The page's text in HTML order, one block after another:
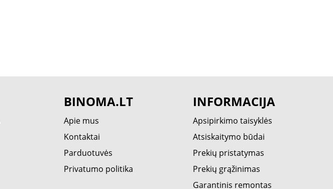
BINOMA.LT
Apie mus
Kontaktai
Parduotuvės
Privatumo politika
INFORMACIJA
Apsipirkimo taisyklės
Atsiskaitymo būdai
Prekių pristatymas
Prekių grąžinimas
Garantinis remontas